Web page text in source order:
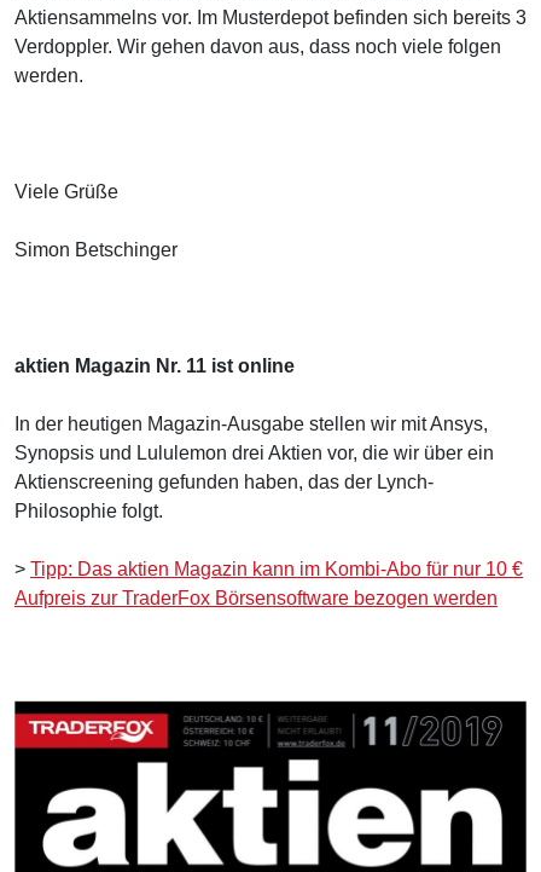
Aktiensammelns vor. Im Musterdepot befinden sich bereits 3
Verdoppler. Wir gehen davon aus, dass noch viele folgen
werden.
Viele Grüße
Simon Betschinger
aktien Magazin Nr. 11 ist online
In der heutigen Magazin-Ausgabe stellen wir mit Ansys,
Synopsis und Lululemon drei Aktien vor, die wir über ein
Aktienscreening gefunden haben, das der Lynch-
Philosophie folgt.
> Tipp: Das aktien Magazin kann im Kombi-Abo für nur 10 €
Aufpreis zur TraderFox Börsensoftware bezogen werden